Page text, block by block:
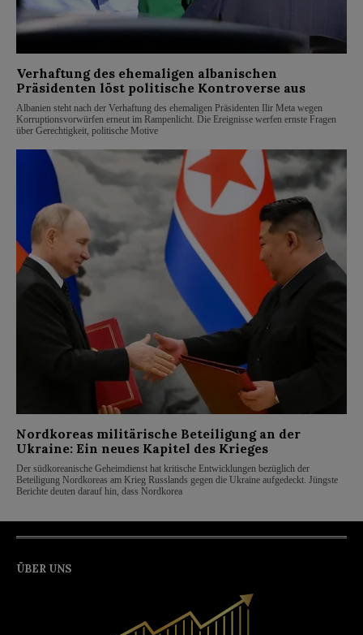
Verhaftung des ehemaligen albanischen
Präsidenten löst politische Kontroverse aus
Albanien steht nach der Verhaftung des ehemaligen Präsidenten Ilir Meta wegen
Korruptionsvorwürfen erneut im Rampenlicht. Die Ereignisse werfen ernste Fragen
über Gerechtigkeit, politische Motive
Nordkoreas militärische Beteiligung an der
Ukraine: Ein neues Kapitel des Krieges
Der südkoreanische Geheimdienst hat kritische Entwicklungen bezüglich der
Beteiligung Nordkoreas am Krieg Russlands gegen die Ukraine aufgedeckt. Jüngste
Berichte deuten darauf hin, dass Nordkorea
ÜBER UNS